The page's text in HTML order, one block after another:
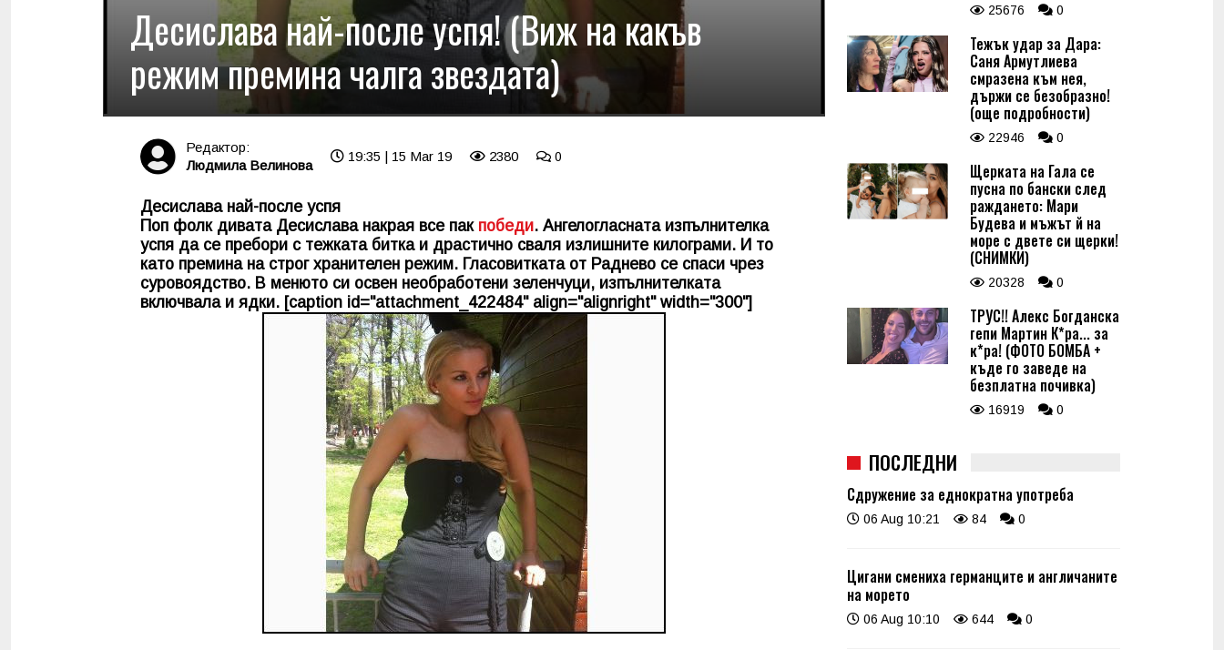
Десислава най-после успя! (Виж на какъв
режим премина чалга звездата)
Редактор:
Людмила Велинова
19:35 | 15 Mar 19 2380 0
Десислава най-после успя
Поп фолк дивата Десислава накрая все пак победи. Ангелогласната изпълнителка
успя да се пребори с тежката битка и драстично сваля излишните килограми. И то
като премина на строг хранителен режим. Гласовитката от Раднево се спаси чрез
суровоядство. В менюто си освен необработени зеленчуци, изпълнителката
включвала и ядки. [caption id="attachment_422484" align="alignright" width="300"]
25676 0
Тежък удар за Дара:
Саня Армутлиева
смразена към нея,
държи се безобразно!
(още подробности)
22946 0
Щерката на Гала се
пусна по бански след
раждането: Мари
Будева и мъжът й на
море с двете си щерки!
(СНИМКИ)
20328 0
ТРУС!! Алекс Богданска
гепи Мартин К*ра... за
к*ра! (ФОТО БОМБА +
къде го заведе на
безплатна почивка)
16919 0
ПОСЛЕДНИ
Сдружение за еднократна употреба
06 Aug 10:21 84 0
Цигани смениха германците и англичаните
на морето
06 Aug 10:10 644 0